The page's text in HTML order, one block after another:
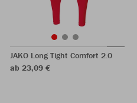
JAKO Long Tight Comfort 2.0
ab 23,09 €